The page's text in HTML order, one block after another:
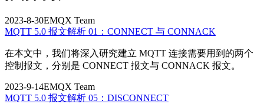
2023-8-30EMQX Team
MQTT 5.0 报文解析 01：CONNECT 与 CONNACK
在本文中，我们将深入研究建立 MQTT 连接需要用到的两个
控制报文，分别是 CONNECT 报文与 CONNACK 报文。
2023-9-14EMQX Team
MQTT 5.0 报文解析 05：DISCONNECT